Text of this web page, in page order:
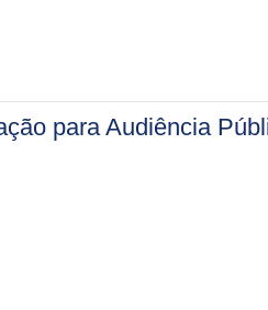
para Audiência